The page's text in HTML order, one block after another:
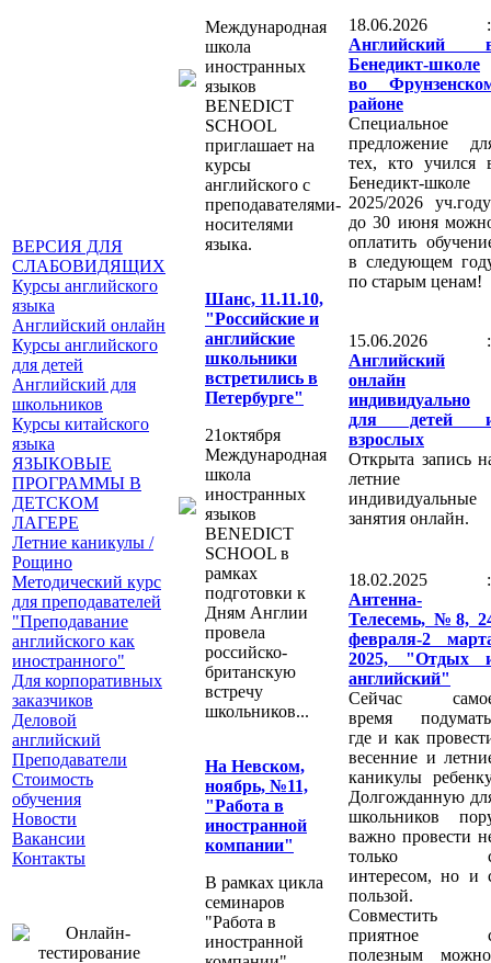
ВЕРСИЯ ДЛЯ
СЛАБОВИДЯЩИХ
Курсы английского
языка
Английский онлайн
Курсы английского
для детей
Английский для
школьников
Курсы китайского
языка
ЯЗЫКОВЫЕ
ПРОГРАММЫ В
ДЕТСКОМ
ЛАГЕРЕ
Летние каникулы /
Рощино
Методический курс
для преподавателей
"Преподавание
английского как
иностранного"
Для корпоративных
заказчиков
Деловой
английский
Преподаватели
Стоимость
обучения
Новости
Вакансии
Контакты
Международная
школа
иностранных
языков
BENEDICT
SCHOOL
приглашает на
курсы
английского с
преподавателями-
носителями
языка.
Шанс, 11.11.10,
"Российские и
английские
школьники
встретились в
Петербурге"
21октября
Международная
школа
иностранных
языков
BENEDICT
SCHOOL в
рамках
подготовки к
Дням Англии
провела
российско-
британскую
встречу
школьников...
На Невском,
ноябрь, №11,
"Работа в
иностранной
компании"
В рамках цикла
семинаров
"Работа в
иностранной
18.06.2026
Английский
Бенедикт-школе
во
районе
Специальное
предложение
тех, кто учился
Бенедикт-школе
2025/2026
до 30 июня
оплатить
в следующем
по старым ценам!
15.06.2026
Английский
онлайн
индивидуально
для детей
взрослых
Открыта запись
летние
индивидуальные
занятия онлайн.
18.02.2025
Антенна-
Телесемь, №8,
февраля-2
2025, "Отдых
английский"
Сейчас
время
где и как
весенние и
каникулы
Долгожданную
школьников
важно провести
только
интересом, но и
пользой.
Совместить
приятное
полезным